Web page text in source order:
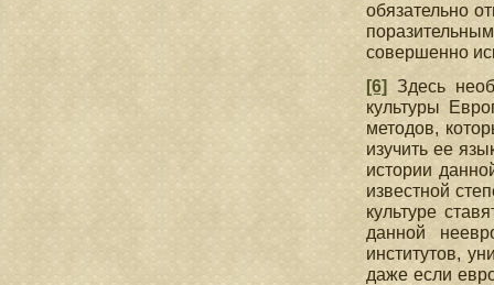
обязательно
совершенно
[6]
Здесь
культуры
методов,
изучить ее
истории
известной
культуре
данной
институтов,
даже если